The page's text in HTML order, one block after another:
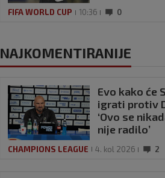
FIFA WORLD CUP 10:36 0
NAJKOMENTIRANIJE
Evo kako će
igrati protiv
‘Ovo se
nije radilo’
CHAMPIONS LEAGUE 4. kol 2026 2